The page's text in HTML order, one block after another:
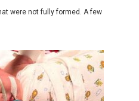
were not fully formed. A few